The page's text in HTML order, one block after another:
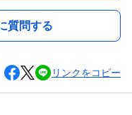
質問する
リンクをコピー